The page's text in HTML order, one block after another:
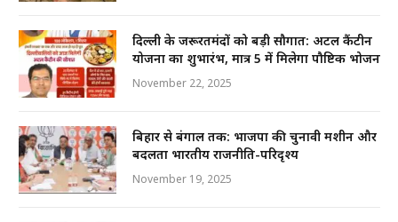
दिल्ली के जरूरतमंदों को बड़ी सौगात: अटल कैंटीन
योजना का शुभारंभ, मात्र ₹5 में मिलेगा पौष्टिक भोजन
November 22, 2025
बिहार से बंगाल तक: भाजपा की चुनावी मशीन और
बदलता भारतीय राजनीति-परिदृश्य
November 19, 2025